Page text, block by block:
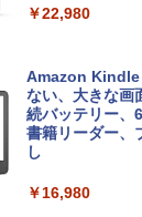
eTime HDカメ
tomtoc 360°保
ンケース Dell
book Lenovo対
￥2,952
￥1,300
Robloxギフト
定バーチャルア
インゲームコー
ラインコード版
出す プロンプ
ズ (はぴーイラ
￥480
ClaudeCode い
￥22,980
Amazon Kindle
ない、大きな画
続バッテリー、
書籍リーダー、
し
￥16,980